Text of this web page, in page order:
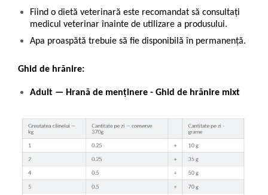
Fiind o dietă veterinară este recomandat să consultați
medicul veterinar înainte de utilizare a produsului.
Apa proaspătă trebuie să fie disponibilă în permanență.
Ghid de hrănire:
Adult — Hrană de menținere - Ghid de hrănire mixt